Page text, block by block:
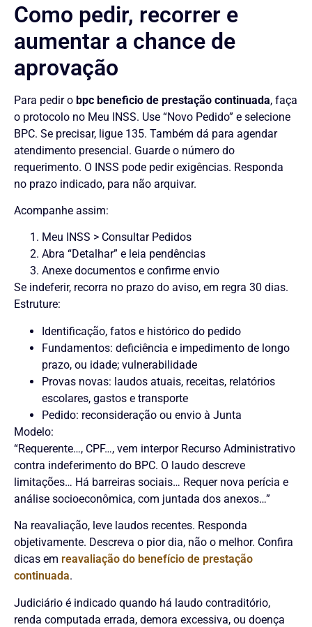
Como pedir, recorrer e
aumentar a chance de
aprovação
Para pedir o bpc beneficio de prestação continuada, faça
o protocolo no Meu INSS. Use “Novo Pedido” e selecione
BPC. Se precisar, ligue 135. Também dá para agendar
atendimento presencial. Guarde o número do
requerimento. O INSS pode pedir exigências. Responda
no prazo indicado, para não arquivar.
Acompanhe assim:
Meu INSS > Consultar Pedidos
Abra “Detalhar” e leia pendências
Anexe documentos e confirme envio
Se indeferir, recorra no prazo do aviso, em regra 30 dias.
Estruture:
Identificação, fatos e histórico do pedido
Fundamentos: deficiência e impedimento de longo
prazo, ou idade; vulnerabilidade
Provas novas: laudos atuais, receitas, relatórios
escolares, gastos e transporte
Pedido: reconsideração ou envio à Junta
Modelo:
“Requerente…, CPF…, vem interpor Recurso Administrativo
contra indeferimento do BPC. O laudo descreve
limitações… Há barreiras sociais… Requer nova perícia e
análise socioeconômica, com juntada dos anexos…”
Na reavaliação, leve laudos recentes. Responda
objetivamente. Descreva o pior dia, não o melhor. Confira
dicas em reavaliação do benefício de prestação
continuada.
Judiciário é indicado quando há laudo contraditório,
renda computada errada, demora excessiva, ou doença